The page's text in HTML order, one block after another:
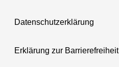
Datenschutzerklärung
Erklärung zur Barrierefreiheit